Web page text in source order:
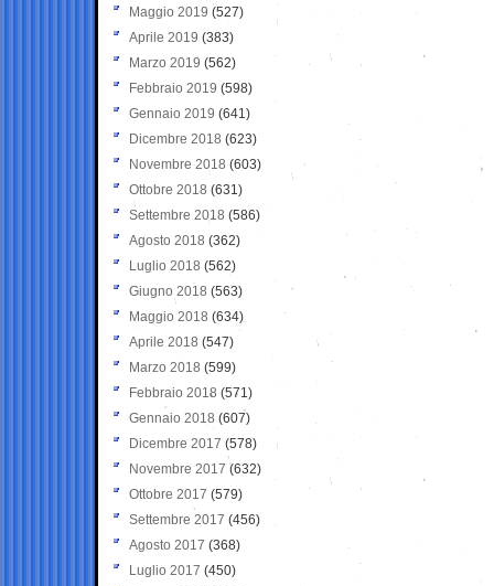
Maggio 2019 (527)
Aprile 2019 (383)
Marzo 2019 (562)
Febbraio 2019 (598)
Gennaio 2019 (641)
Dicembre 2018 (623)
Novembre 2018 (603)
Ottobre 2018 (631)
Settembre 2018 (586)
Agosto 2018 (362)
Luglio 2018 (562)
Giugno 2018 (563)
Maggio 2018 (634)
Aprile 2018 (547)
Marzo 2018 (599)
Febbraio 2018 (571)
Gennaio 2018 (607)
Dicembre 2017 (578)
Novembre 2017 (632)
Ottobre 2017 (579)
Settembre 2017 (456)
Agosto 2017 (368)
Luglio 2017 (450)